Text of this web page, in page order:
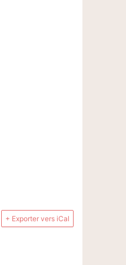
+ Exporter vers iCal